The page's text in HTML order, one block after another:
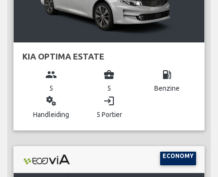
KIA OPTIMA ESTATE
group
5
business_center
5
local_gas_station
Benzine
miscellaneous_services
Handleiding
login
5 Portier
ECONOMY